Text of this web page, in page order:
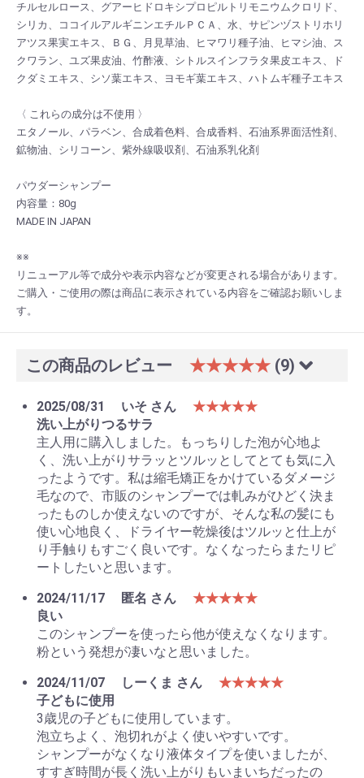
チルセルロース、グアーヒドロキシプロピルトリモニウムクロリド、
シリカ、ココイルアルギニンエチルＰＣＡ、水、サピンヅストリホリ
アツス果実エキス、ＢＧ、月見草油、ヒマワリ種子油、ヒマシ油、ス
クワラン、ユズ果皮油、竹酢液、シトルスインフラタ果皮エキス、ド
クダミエキス、シソ葉エキス、ヨモギ葉エキス、ハトムギ種子エキス
〈 これらの成分は不使用 〉
エタノール、パラベン、合成着色料、合成香料、石油系界面活性剤、
鉱物油、シリコーン、紫外線吸収剤、石油系乳化剤
パウダーシャンプー
内容量：80g
MADE IN JAPAN
※※
リニューアル等で成分や表示内容などが変更される場合があります。
ご購入・ご使用の際は商品に表示されている内容をご確認お願いしま
す。
この商品のレビュー ★★★★★ (9)
2025/08/31 いそ さん
★★★★★
洗い上がりつるサラ
主人用に購入しました。もっちりした泡が心地よ
く、洗い上がりサラッとツルッとしてとても気に入
ったようです。私は縮毛矯正をかけているダメージ
毛なので、市販のシャンプーでは軋みがひどく決ま
ったものしか使えないのですが、そんな私の髪にも
使い心地良く、ドライヤー乾燥後はツルッと仕上が
り手触りもすごく良いです。なくなったらまたリピ
ートしたいと思います。
2024/11/17
匿名 さん
★★★★★
良い
このシャンプーを使ったら他が使えなくなります。
粉という発想が凄いなと思いました。
2024/11/07
しーくま さん
★★★★★
子どもに使用
3歳児の子どもに使用しています。
泡立ちよく、泡切れがよく使いやすいです。
シャンプーがなくなり液体タイプを使いましたが、
すすぎ時間が長く洗い上がりもいまいちだったの